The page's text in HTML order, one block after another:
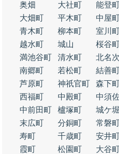
奥畑
大社町 能登
大畑町
平木町 中屋
青木町
柳本町 室川
越水町
城山 桜谷
満池谷町
清水町 北名
南郷町
若松町 結善
芦原町
神祇官町 森下
西福町
中殿町 中須
中前田町
櫨塚町 城ケ
末広町
分銅町 常磐
寿町
千歳町 安井
霞町
松園町 大谷